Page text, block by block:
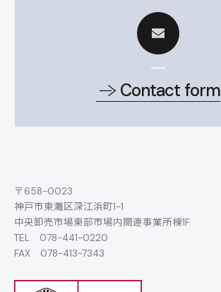
Contact form
〒658-0023
神戸市東灘区深江浜町1-1
中央卸売市場東部市場内関連事業所棟1F
TEL 078-441-0220
FAX 078-413-7343